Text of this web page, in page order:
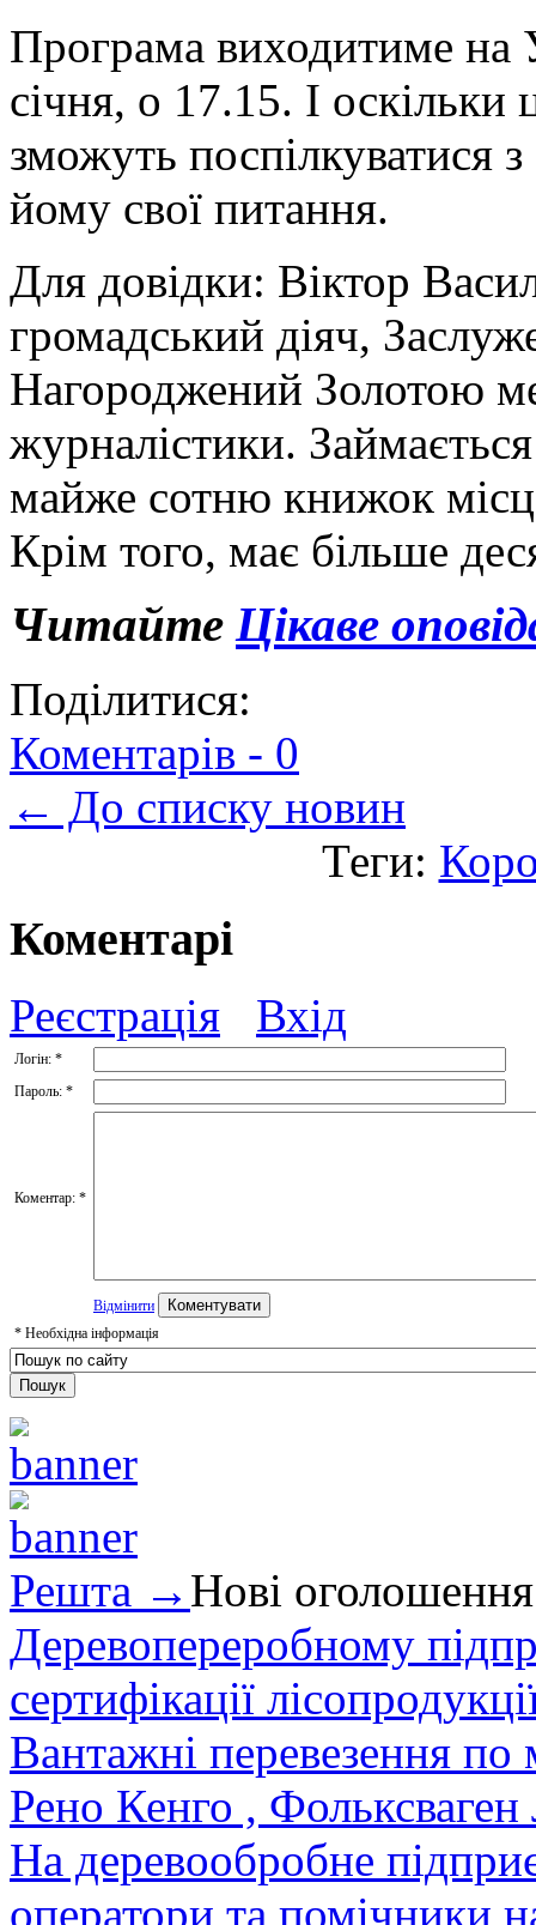
Програма виходитиме на
січня, о 17.15. І
зможуть поспілкуватися
йому свої питання.
Для довідки: Віктор
громадський діяч,
Нагороджений Золотою
журналістики.
майже сотню книжок
Крім того, має більше
Читайте Цікаве
Поділитися:
Коментарів - 0
← До списку новин
Теги:
Коментарі
Реєстрація Вхід
Логін: *
Пароль: *
Коментар: *
Відмінити
* Необхідна інформація
Решта → Нові оголошення
Деревопереробному
сертифікації
Вантажні перевезення по
Рено Кенго ,
На деревообробне
оператори та помічники